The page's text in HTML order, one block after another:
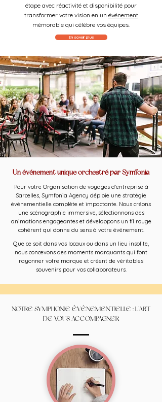
étape avec réactivité et disponibilité pour
transformer votre vision en un événement
mémorable qui célèbre vos équipes.
En savoir plus
Un événement unique orchestré par Symfonia
Pour votre Organisation de voyages d'entreprise à
Sarcelles, Symfonia Agency déploie une stratégie
événementielle complète et impactante. Nous créons
une scénographie immersive, sélectionnons des
animations engageantes et développons un fil rouge
cohérent qui donne du sens à votre événement.
Que ce soit dans vos locaux ou dans un lieu insolite,
nous concevons des moments marquants qui font
rayonner votre marque et créent de véritables
souvenirs pour vos collaborateurs.
NOTRE SYMPHONIE ÉVÉNEMENTIELLE : L'ART
DE VOUS ACCOMPAGNER